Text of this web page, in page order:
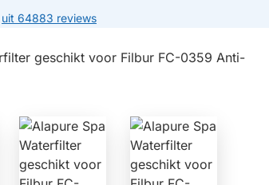
uit 64883 reviews